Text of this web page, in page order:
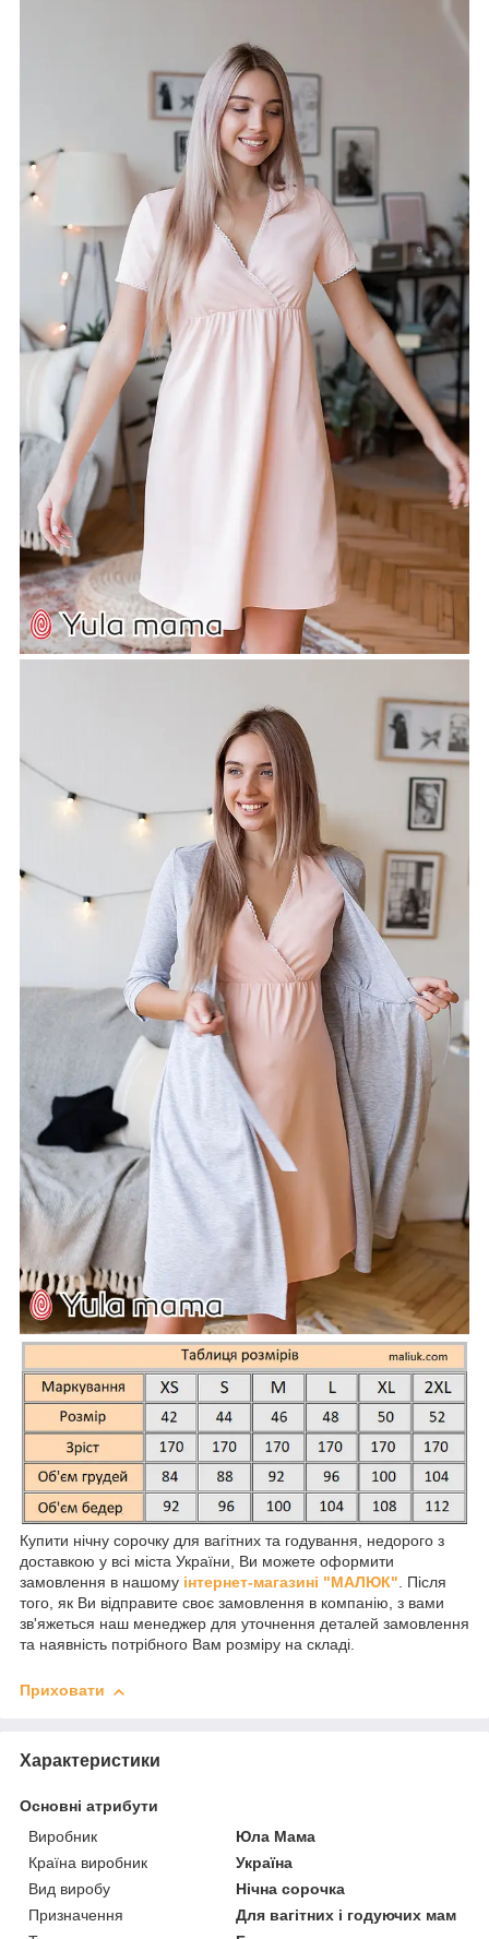
Купити нічну сорочку для вагітних та годування, недорого з
доставкою у всі міста України, Ви можете оформити
замовлення в нашому інтернет-магазині "МАЛЮК". Після
того, як Ви відправите своє замовлення в компанію, з вами
зв'яжеться наш менеджер для уточнення деталей замовлення
та наявність потрібного Вам розміру на складі.
Приховати
Характеристики
Основні атрибути
Виробник
Юла Мама
Країна виробник
Україна
Вид виробу
Нічна сорочка
Призначення
Для вагітних і годуючих мам